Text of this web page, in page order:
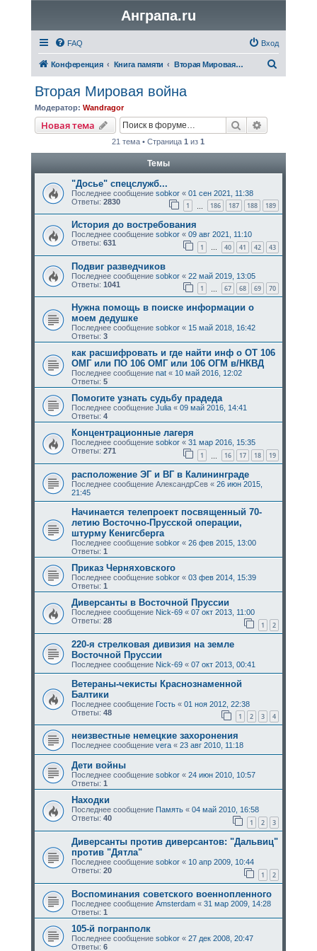
Анграпа.ru
FAQ Вход
Конференция Книга памяти Вторая Мировая война
Вторая Мировая война
Модератор: Wandragor
Новая тема Поиск
21 тема • Страница1 из1
Темы
"Досье" спецслужб...
Последнее сообщение sobkor« 01 сен 2021, 11:38
Ответы: 2830 1 186 187 188 189
История до востребования
Последнее сообщение sobkor« 09 авг 2021, 11:10
Ответы: 631 1 … 40 41 42 43
Подвиг разведчиков
Последнее сообщение sobkor« 22 май 2019, 13:05
Ответы: 1041 1 67 68 69 70
Нужна помощь в поиске информации о
моем дедушке
Последнее сообщение sobkor« 15 май 2018, 16:42
Ответы: 3
как расшифровать и где найти инф о ОТ 106
ОМГ или ПО 106 ОМГ или 106 ОГМ в/НКВД
Последнее сообщение nat« 10 май 2016, 12:02
Ответы: 5
Помогите узнать судьбу прадеда
Последнее сообщение Julia« 09 май 2016, 14:41
Ответы: 4
Концентрационные лагеря
Последнее сообщение sobkor« 31 мар 2016, 15:35
Ответы: 271 1 16 17 18 19
расположение ЭГ и ВГ в Калининграде
Последнее сообщение АлександрСев« 26 июн 2015,
21:45
Начинается телепроект посвященный 70-
летию Восточно-Прусской операции,
штурму Кенигсберга
Последнее сообщение sobkor« 26 фев 2015, 13:00
Ответы: 1
Приказ Черняховского
Последнее сообщение sobkor« 03 фев 2014, 15:39
Ответы: 1
Диверсанты в Восточной Пруссии
Последнее сообщение Nick-69« 07 окт 2013, 11:00
Ответы: 28 1 2
220-я стрелковая дивизия на земле
Восточной Пруссии
Последнее сообщение Nick-69« 07 окт 2013, 00:41
Ветераны-чекисты Краснознаменной
Балтики
Последнее сообщение Гость« 01 ноя 2012, 22:38
Ответы: 48 1 2 3 4
неизвестные немецкие захоронения
Последнее сообщение vera« 23 авг 2010, 11:18
Дети войны
Последнее сообщение sobkor« 24 июн 2010, 10:57
Ответы: 1
Находки
Последнее сообщение Память« 04 май 2010, 16:58
Ответы: 40 1 2 3
Диверсанты против диверсантов: "Дальвиц"
против "Дятла"
Последнее сообщение sobkor« 10 апр 2009, 10:44
Ответы: 20 1 2
Воспоминания советского военнопленного
Последнее сообщение Amsterdam« 31 мар 2009, 14:28
Ответы: 1
105-й погранполк
Последнее сообщение sobkor« 27 дек 2008, 20:47
Ответы: 6